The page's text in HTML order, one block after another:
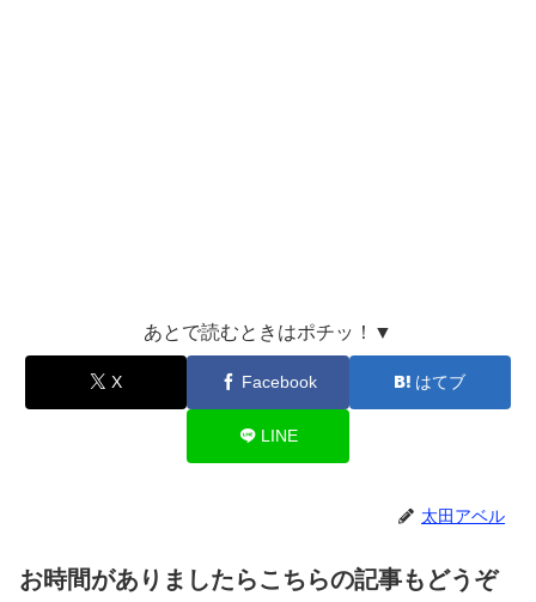
あとで読むときはポチッ！▼
X Facebook はてブ
LINE
太田アベル
お時間がありましたらこちらの記事もどうぞ